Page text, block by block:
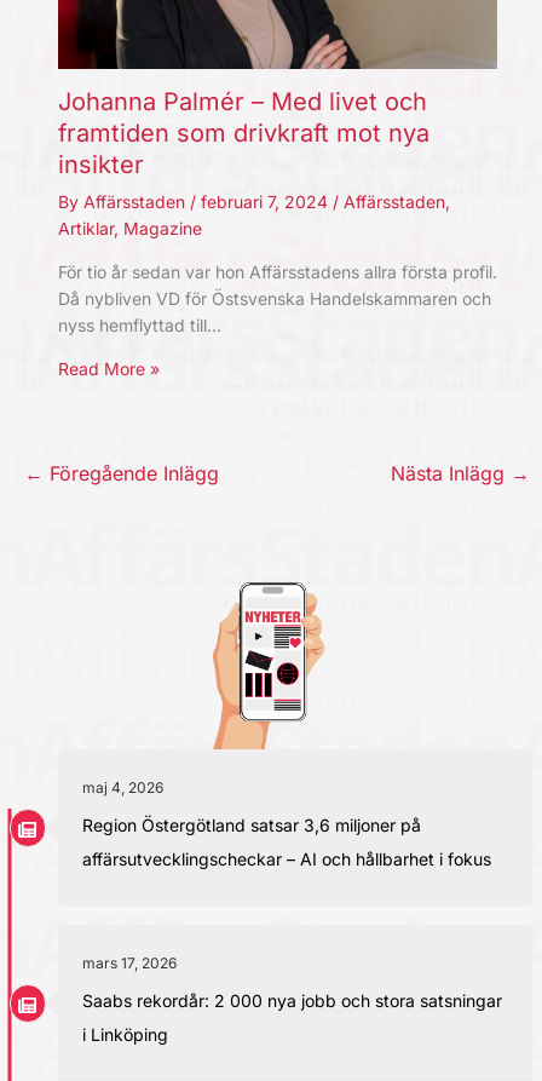
Johanna Palmér – Med livet och
framtiden som drivkraft mot nya
insikter
By Affärsstaden / februari 7, 2024 / Affärsstaden,
Artiklar, Magazine
För tio år sedan var hon Affärsstadens allra första profil.
Då nybliven VD för Östsvenska Handelskammaren och
nyss hemflyttad till…
Read More »
← Föregående Inlägg Nästa Inlägg →
maj 4, 2026
Region Östergötland satsar 3,6 miljoner på
affärsutvecklingscheckar – AI och hållbarhet i fokus
mars 17, 2026
Saabs rekordår: 2 000 nya jobb och stora satsningar
i Linköping